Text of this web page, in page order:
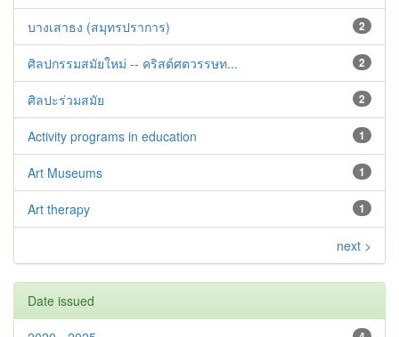
2
บางเสาธง (สมุทรปราการ)
2
ศิลปกรรมสมัยใหม่ -- คริสต์ศตวรรษท...
2
ศิลปะร่วมสมัย
1
Activity programs in education
1
Art Museums
1
Art therapy
next >
Date issued